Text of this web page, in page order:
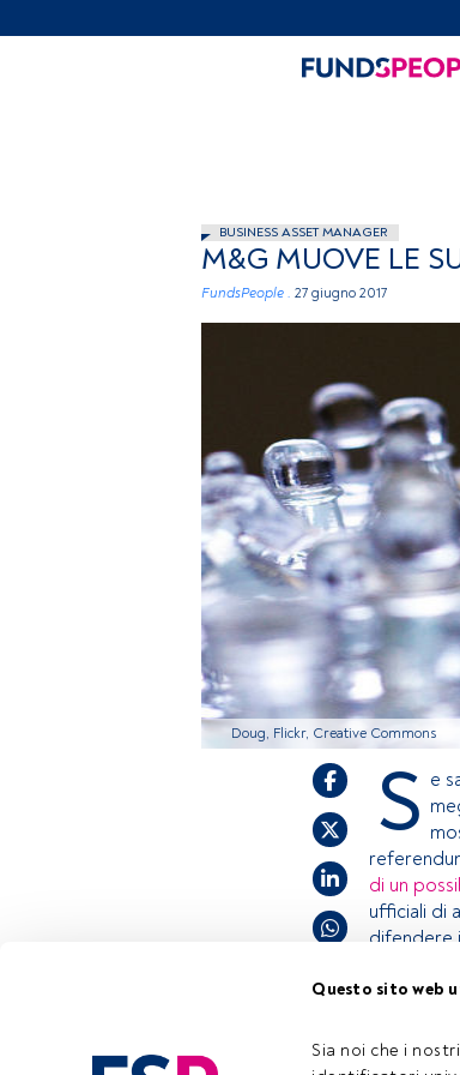
Questo sito web
Sia noi che i nostri
BUSINESS ASSET MANAGER
M&G MUOVE LE
FundsPeople . 27 giugno 2017
Doug, Flickr, Creative Commons
Tempo di lettura: 15 s.
S e
di un
ufficiali di
difendere
accedi